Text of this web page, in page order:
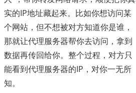
实的IP地址藏起来。比如你想访问某
个网站，但不想被对方知道你是谁，
那就让代理服务器帮你去访问，拿到
数据再传回给你。整个过程，对方只
能看到代理服务器的IP，对你一无所
知。